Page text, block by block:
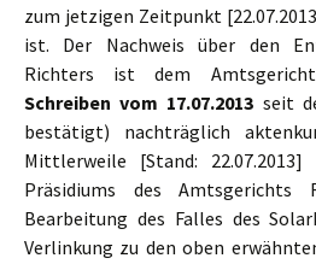
zum jetzigen Zeitpunkt
ist. Der Nachweis über den
Richters ist dem
Schreiben vom 17.07.2013 seit
bestätigt) nachträglich
Mittlerweile [Stand: 22.07.2013]
Präsidiums des Amtsgerichts
Bearbeitung des Falles des
Verlinkung zu den oben